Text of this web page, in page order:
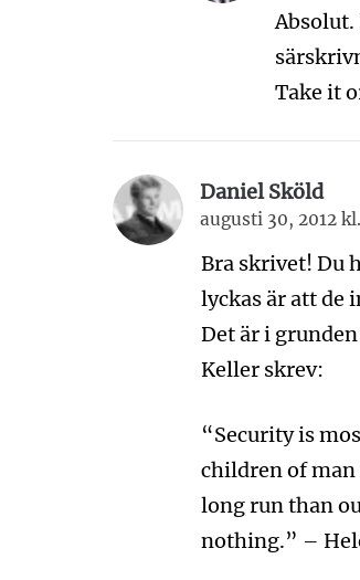
Take it
Daniel Sköld
augusti 30, 2012
Bra skrivet! Du
lyckas är att de
Det är i
Keller skrev:
“Security is
children of man
long run than
nothing.” –